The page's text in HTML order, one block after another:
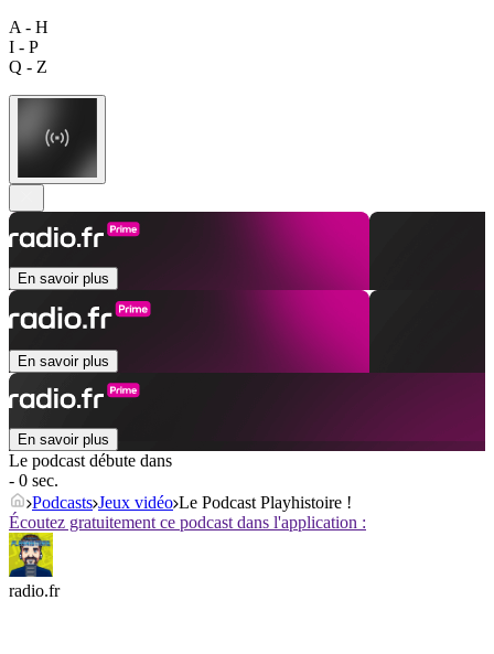
A - H
I - P
Q - Z
En savoir plus
En savoir plus
En savoir plus
Le podcast débute dans
- 0 sec.
Podcasts Jeux vidéo Le Podcast Playhistoire !
Écoutez gratuitement ce podcast dans l'application :
radio.fr